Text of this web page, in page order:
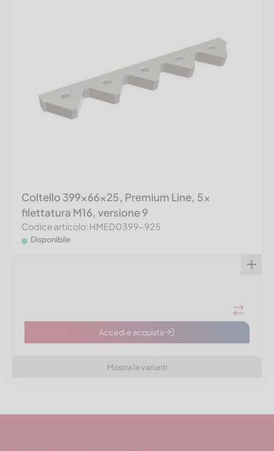
Coltello 399x66x25, Premium Line, 5x
filettatura M16, versione 9
Codice articolo: HMED0399-925
Disponibile
Accedi e acquista
Mostra le varianti